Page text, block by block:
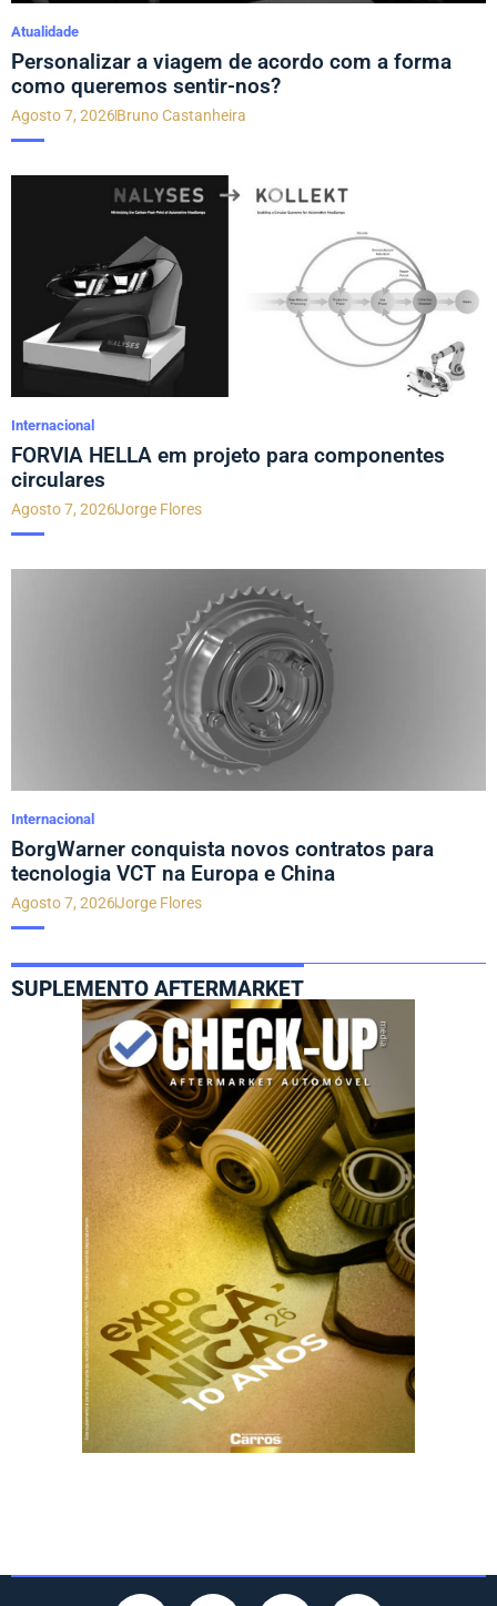
Atualidade
Personalizar a viagem de acordo com a forma
como queremos sentir-nos?
Agosto 7, 2026Bruno Castanheira
Internacional
FORVIA HELLA em projeto para componentes
circulares
Agosto 7, 2026Jorge Flores
Internacional
BorgWarner conquista novos contratos para
tecnologia VCT na Europa e China
Agosto 7, 2026Jorge Flores
SUPLEMENTO AFTERMARKET